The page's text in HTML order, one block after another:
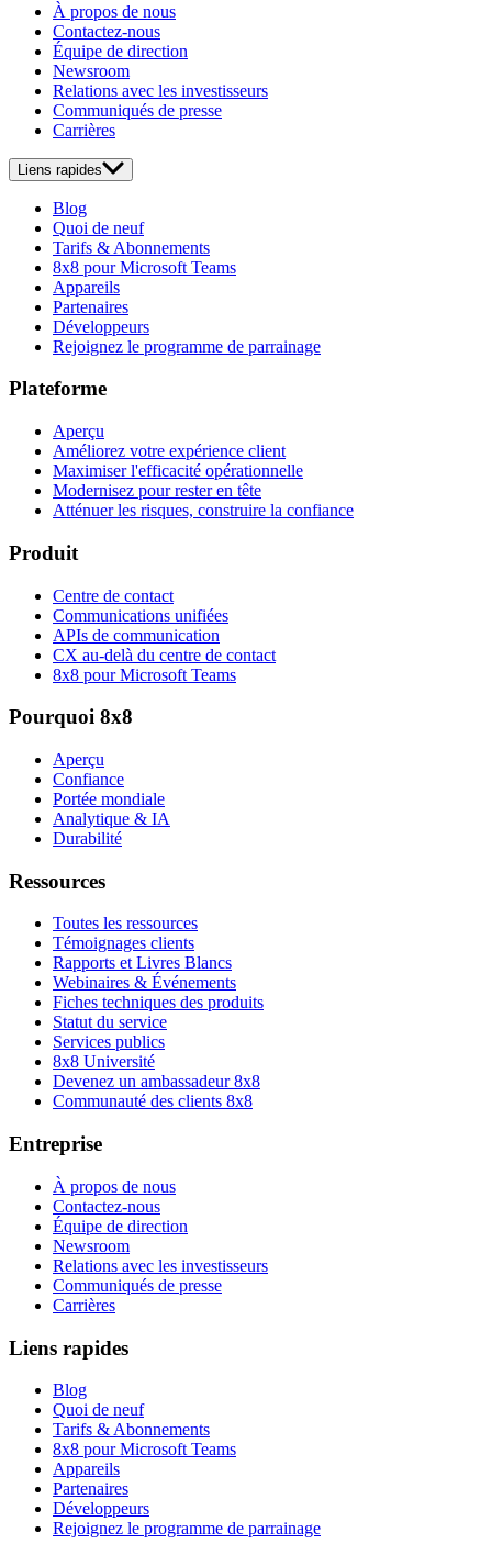
À propos de nous
Contactez-nous
Équipe de direction
Newsroom
Relations avec les investisseurs
Communiqués de presse
Carrières
Liens rapides
Blog
Quoi de neuf
Tarifs & Abonnements
8x8 pour Microsoft Teams
Appareils
Partenaires
Développeurs
Rejoignez le programme de parrainage
Plateforme
Aperçu
Améliorez votre expérience client
Maximiser l'efficacité opérationnelle
Modernisez pour rester en tête
Atténuer les risques, construire la confiance
Produit
Centre de contact
Communications unifiées
APIs de communication
CX au-delà du centre de contact
8x8 pour Microsoft Teams
Pourquoi 8x8
Aperçu
Confiance
Portée mondiale
Analytique & IA
Durabilité
Ressources
Toutes les ressources
Témoignages clients
Rapports et Livres Blancs
Webinaires & Événements
Fiches techniques des produits
Statut du service
Services publics
8x8 Université
Devenez un ambassadeur 8x8
Communauté des clients 8x8
Entreprise
À propos de nous
Contactez-nous
Équipe de direction
Newsroom
Relations avec les investisseurs
Communiqués de presse
Carrières
Liens rapides
Blog
Quoi de neuf
Tarifs & Abonnements
8x8 pour Microsoft Teams
Appareils
Partenaires
Développeurs
Rejoignez le programme de parrainage